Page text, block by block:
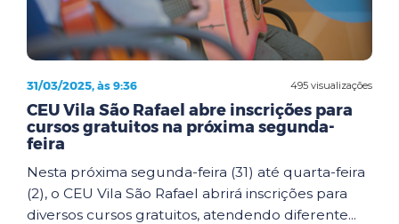
495 visualizações
31/03/2025, às 9:36
CEU Vila São Rafael abre inscrições para
cursos gratuitos na próxima segunda-
feira
Nesta próxima segunda-feira (31) até quarta-feira
(2), o CEU Vila São Rafael abrirá inscrições para
diversos cursos gratuitos, atendendo diferente...